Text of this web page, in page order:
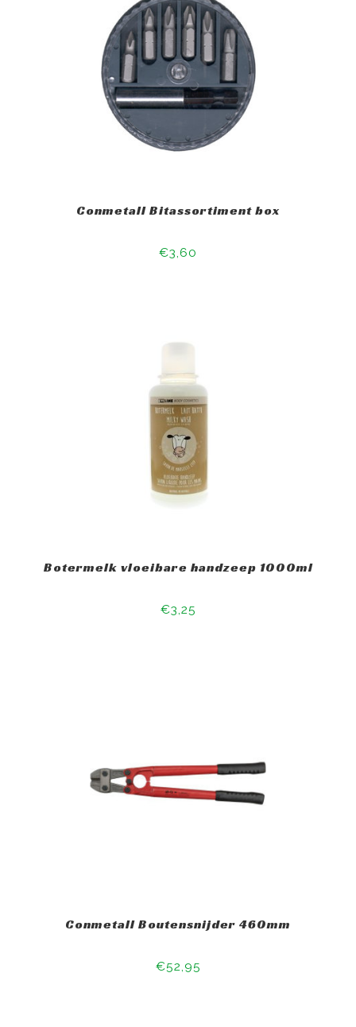
Conmetall Bitassortiment box
€3,60
Botermelk vloeibare handzeep 1000ml
€3,25
Conmetall Boutensnijder 460mm
€52,95